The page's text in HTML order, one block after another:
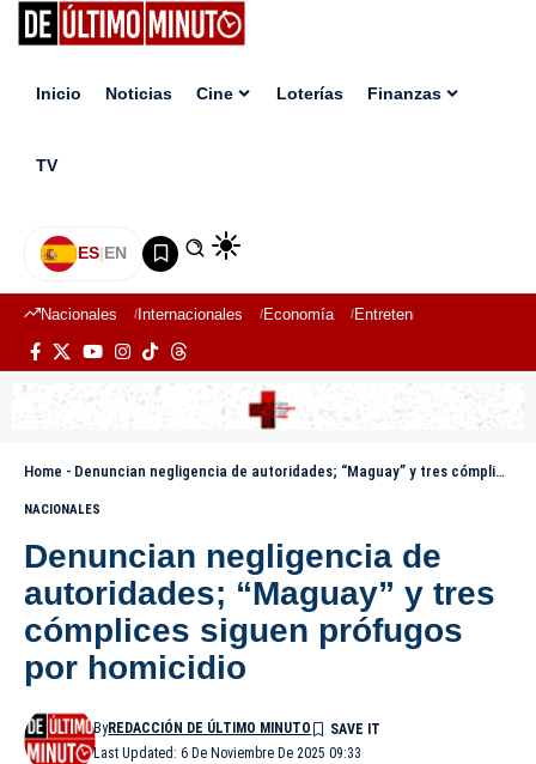
Inicio Noticias Cine Loterías Finanzas
TV
ES|EN
Nacionales Internacionales Economía Entretenimiento
Home - Denuncian negligencia de autoridades; “Maguay” y tres cómplices siguen prófugos por homicidio
NACIONALES
Denuncian negligencia de
autoridades; “Maguay” y tres
cómplices siguen prófugos
por homicidio
Last Updated: 6 De Noviembre De 2025 09:33
ByREDACCIÓN DE ÚLTIMO MINUTO